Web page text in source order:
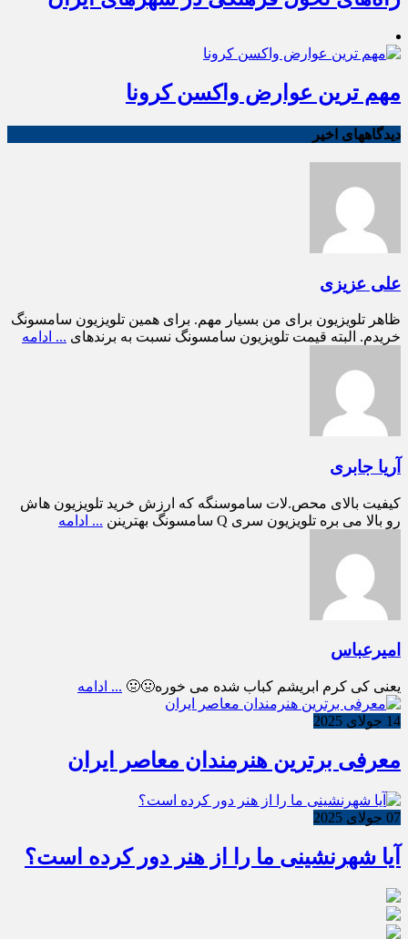
مهم ترین عوارض واکسن کرونا
دیدگاههای اخیر
علی عزیزی
ظاهر تلویزیون برای من بسیار مهم. برای همین تلویزیون سامسونگ
خریدم. البته قیمت تلویزیون سامسونگ نسبت به برندهای ... ادامه
آریا جابری
کیفیت بالای محص.لات ساموسنگه که ارزش خرید تلویزیون هاش
رو بالا می بره تلویزیون سری Q سامسونگ بهترینن
... ادامه
امیرعباس
یعنی کی کرم ابریشم کباب شده می خوره🤢🤢 ... ادامه
14 جولای 2025
معرفی برترین هنرمندان معاصر ایران
07 جولای 2025
آیا شهرنشینی ما را از هنر دور کرده است؟